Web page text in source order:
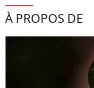
À PROPOS DE